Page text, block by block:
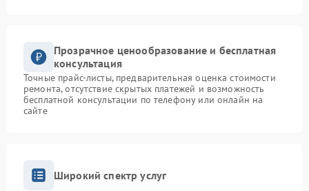
Прозрачное ценообразование и бесплатная
консультация
Точные прайс-листы, предварительная оценка стоимости
ремонта, отсутствие скрытых платежей и возможность
бесплатной консультации по телефону или онлайн на
сайте
Широкий спектр услуг